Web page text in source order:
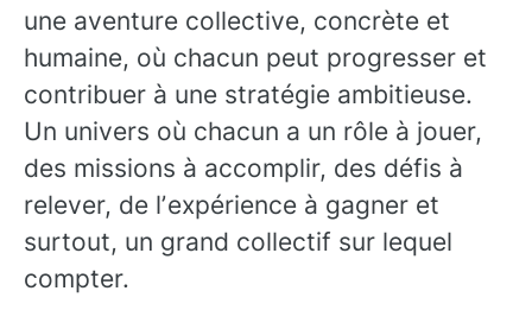
une aventure collective, concrète et
humaine, où chacun peut progresser et
contribuer à une stratégie ambitieuse.
Un univers où chacun a un rôle à jouer,
des missions à accomplir, des défis à
relever, de lʼexpérience à gagner et
surtout, un grand collectif sur lequel
compter.